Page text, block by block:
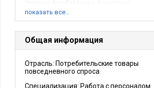
Сегодня Талосто это:3 завода суммарной
месяцБолее 2500 сотрудников. Обладая
собственными складскими площадями и
крупным парком собственного
автотранспорта, компания Талосто обладает
и ассортименту поставок на рынке глубокой
заморозки, какими не обладает никто на
показать все…
Общая информация
Отрасль: Потребительские товары
повседневного спроса
Специализация: Работа с персоналом